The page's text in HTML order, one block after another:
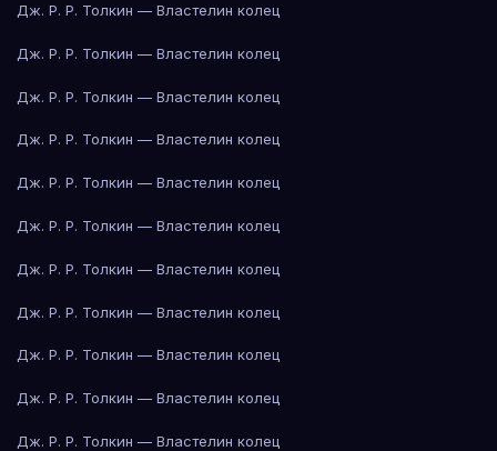
Дж. Р. Р. Толкин — Властелин колец
Дж. Р. Р. Толкин — Властелин колец
Дж. Р. Р. Толкин — Властелин колец
Дж. Р. Р. Толкин — Властелин колец
Дж. Р. Р. Толкин — Властелин колец
Дж. Р. Р. Толкин — Властелин колец
Дж. Р. Р. Толкин — Властелин колец
Дж. Р. Р. Толкин — Властелин колец
Дж. Р. Р. Толкин — Властелин колец
Дж. Р. Р. Толкин — Властелин колец
Дж. Р. Р. Толкин — Властелин колец